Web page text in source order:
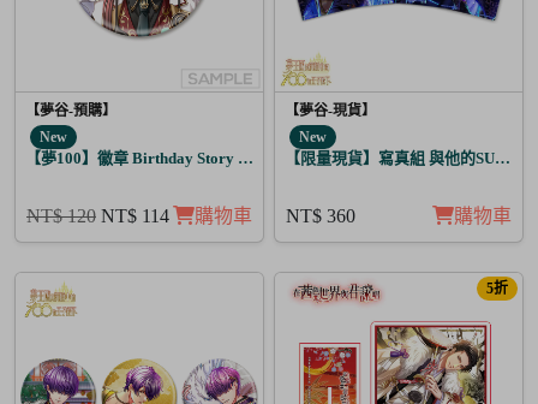
【夢谷-預購】
New
【夢100】徽章 Birthday Story 路貝爾 日覺
NT$ 120 NT$ 114 購物車
【夢谷-現貨】
New
【限量現貨】寫真組 與他的
NT$ 360 購物車
5折